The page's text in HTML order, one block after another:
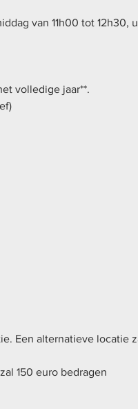
van 11h00 tot 12h30,
volledige jaar**.
Een alternatieve locatie
150 euro bedragen